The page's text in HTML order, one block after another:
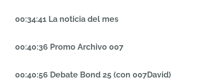
00:34:41 La noticia del mes
00:40:36 Promo Archivo 007
00:40:56 Debate Bond 25 (con 007David)